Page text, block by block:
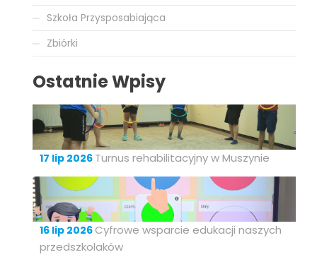
Szkoła Przysposabiająca
Zbiórki
Ostatnie Wpisy
17 lip 2026 Turnus rehabilitacyjny w Muszynie
16 lip 2026 Cyfrowe wsparcie edukacji naszych
przedszkolaków